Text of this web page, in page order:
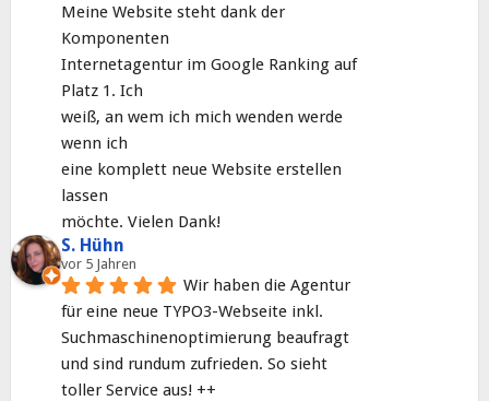
Meine Website steht dank der
Komponenten
Internetagentur im Google Ranking auf
Platz 1. Ich
weiß, an wem ich mich wenden werde
wenn ich
eine komplett neue Website erstellen
lassen
möchte. Vielen Dank!
S. Hühn
vor 5 Jahren
Wir haben die Agentur
für eine neue TYPO3-Webseite inkl.
Suchmaschinenoptimierung beaufragt
und sind rundum zufrieden. So sieht
toller Service aus! ++